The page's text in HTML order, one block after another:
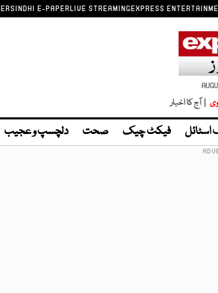
SINDHI E-PAPERLIVE STREAMINGEXPRESS
| آج کا اخبار
اسٹائل فیکٹ چیک صحت دلچسپ و عجیب